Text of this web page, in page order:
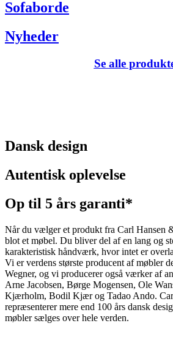
Sofaborde
Nyheder
Se alle
Dansk design
Autentisk oplevelse
Op til 5 års garanti*
Når du vælger et produkt fra Carl Hansen
blot et møbel. Du bliver del af en lang og
karakteristisk håndværk, hvor intet er
Vi er verdens største producent af møbler
Wegner, og vi producerer også værker af
Arne Jacobsen, Børge Mogensen, Ole
Kjærholm, Bodil Kjær og Tadao Ando.
repræsenterer mere end 100 års dansk
møbler sælges over hele verden.